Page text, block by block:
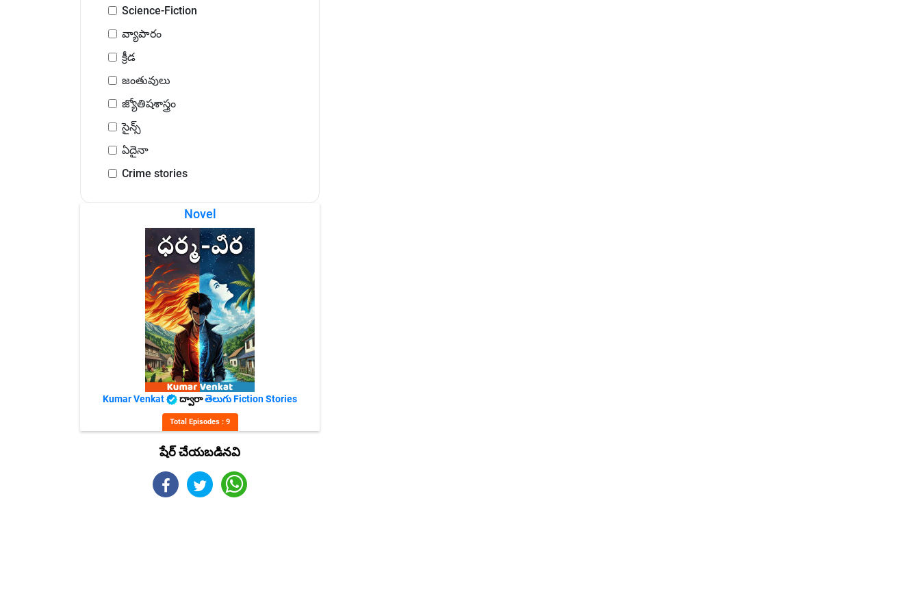
Science-Fiction
వ్యాపారం
క్రీడ
జంతువులు
జ్యోతిషశాస్త్రం
సైన్స్
ఏదైనా
Crime stories
Novel
Kumar Venkat ద్వారాతెలుగు Fiction Stories
Total Episodes : 9
షేర్ చేయబడినవి